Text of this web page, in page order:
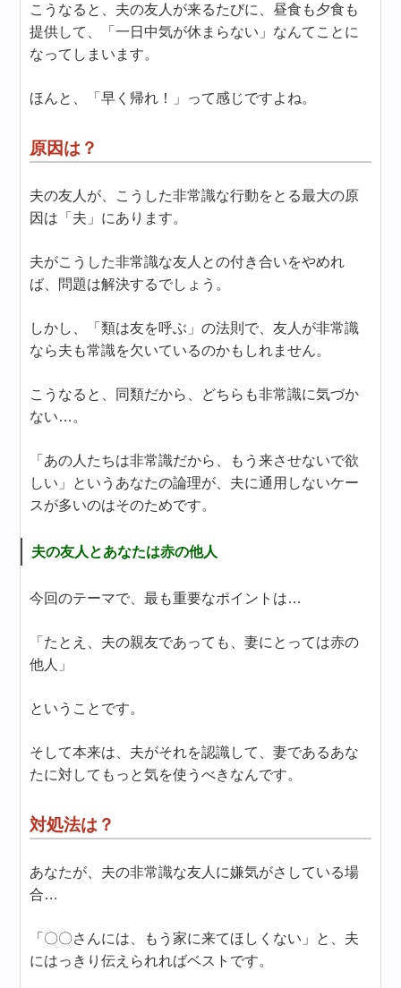
こうなると、夫の友人が来るたびに、昼食も夕食も
提供して、「一日中気が休まらない」なんてことに
なってしまいます。
ほんと、「早く帰れ！」って感じですよね。
原因は？
夫の友人が、こうした非常識な行動をとる最大の原
因は「夫」にあります。
夫がこうした非常識な友人との付き合いをやめれ
ば、問題は解決するでしょう。
しかし、「類は友を呼ぶ」の法則で、友人が非常識
なら夫も常識を欠いているのかもしれません。
こうなると、同類だから、どちらも非常識に気づか
ない…。
「あの人たちは非常識だから、もう来させないで欲
しい」というあなたの論理が、夫に通用しないケー
スが多いのはそのためです。
夫の友人とあなたは赤の他人
今回のテーマで、最も重要なポイントは…
「たとえ、夫の親友であっても、妻にとっては赤の
他人」
ということです。
そして本来は、夫がそれを認識して、妻であるあな
たに対してもっと気を使うべきなんです。
対処法は？
あなたが、夫の非常識な友人に嫌気がさしている場
合…
「〇〇さんには、もう家に来てほしくない」と、夫
にはっきり伝えられればベストです。